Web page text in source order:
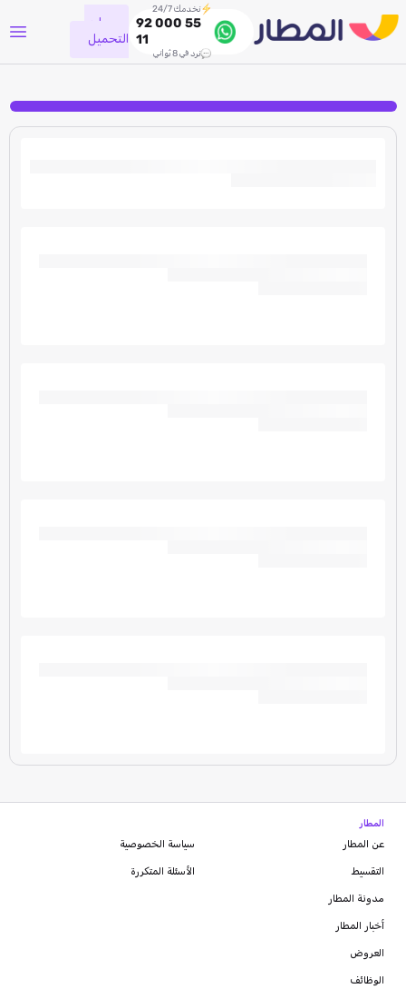
نخدمك 24/7
92 000 55
11
نرد في 8 ثواني
جاري
التحميل
المطار
عن المطار
التقسيط
مدونة المطار
أخبار المطار
العروض
الوظائف
سياسة الخصوصية
الأسئلة المتكررة